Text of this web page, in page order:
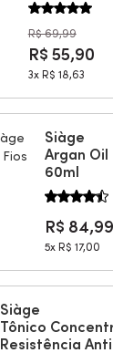
R$ 69,99
R$ 55,90
3x R$ 18,63
Siàge
Argan Oil
60ml
R$ 84,99
5x R$ 17,00
Siàge
Tônico
Resistência